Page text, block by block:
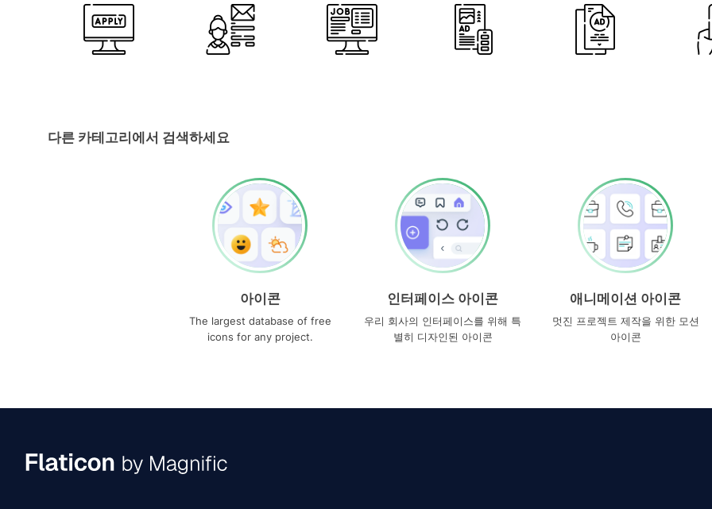
다른 카테고리에서 검색하세요
아이콘
The largest database of free
icons for any project.
인터페이스 아이콘
우리 회사의 인터페이스를 위해 특
별히 디자인된 아이콘
애니메이션 아이콘
멋진 프로젝트 제작을 위한 모션
아이콘